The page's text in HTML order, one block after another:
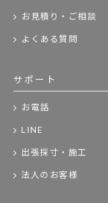
お見積り・ご相談
よくある質問
サポート
お電話
LINE
出張採寸・施工
法人のお客様